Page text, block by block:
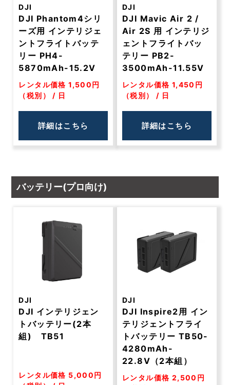
DJI
DJI Phantom4シリ
ーズ用 インテリジェ
ントフライトバッテ
リー PH4-
5870mAh-15.2V
レンタル価格 1,500円
（税別） / 日
詳細はこちら
DJI
DJI Mavic Air 2 /
Air 2S 用 インテリジ
ェントフライトバッ
テリー PB2-
3500mAh-11.55V
レンタル価格 1,450円
（税別） / 日
詳細はこちら
バッテリー(プロ向け)
DJI
DJI インテリジェン
トバッテリー(2本
組) TB51
レンタル価格 5,000円
DJI
DJI Inspire2用 イン
テリジェントフライ
トバッテリー TB50-
4280mAh-
22.8V（2本組）
レンタル価格 2,500円